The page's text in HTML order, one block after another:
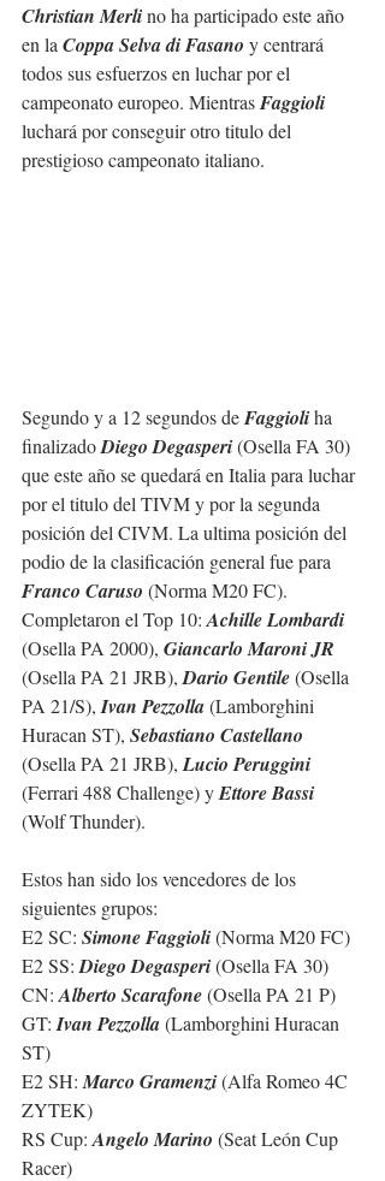
Christian Merli no ha participado este año
en la Coppa Selva di Fasano ycentrará
todos sus esfuerzos en luchar por el
campeonato europeo. Mientras Faggioli
luchará por conseguir otro titulo del
prestigioso campeonato italiano.
Segundo y a 12 segundos de Faggioli ha
finalizado Diego Degasperi (Osella FA 30)
que este año se quedará en Italia para luchar
por el titulo del TIVM y por la segunda
posición del CIVM. La ultima posición del
podio de la clasificación general fue para
Franco Caruso (Norma M20 FC).
Completaron el Top 10: Achille Lombardi
(Osella PA 2000), Giancarlo Maroni JR
(Osella PA 21 JRB), Dario Gentile (Osella
PA 21/S), Ivan Pezzolla (Lamborghini
Huracan ST), Sebastiano Castellano
(Osella PA 21 JRB), Lucio Peruggini
(Ferrari 488 Challenge) y Ettore Bassi
(Wolf Thunder).
Estos han sido los vencedores de los
siguientes grupos:
E2 SC: Simone Faggioli (Norma M20 FC)
E2 SS: Diego Degasperi (Osella FA 30)
CN: Alberto Scarafone (Osella PA 21 P)
GT: Ivan Pezzolla (Lamborghini Huracan
ST)
E2 SH: Marco Gramenzi (Alfa Romeo 4C
ZYTEK)
RS Cup: Angelo Marino (Seat León Cup
Racer)